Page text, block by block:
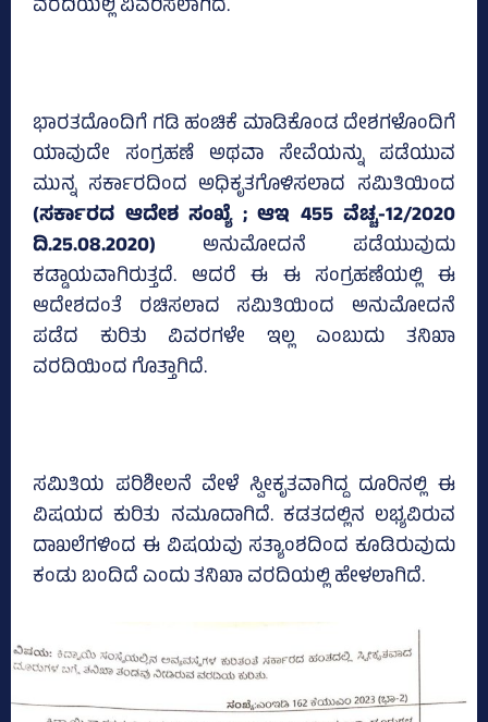
ವರದಿಯಲ್ಲಿ ವಿವರಿಸಲಾಗಿದೆ.
ಭಾರತದೊಂದಿಗೆ ಗಡಿ ಹಂಚಿಕೆ ಮಾಡಿಕೊಂಡ ದೇಶಗಳೊಂದಿಗೆ
ಯಾವುದೇ ಸಂಗ್ರಹಣೆ ಅಥವಾ ಸೇವೆಯನ್ನು ಪಡೆಯುವ
ಮುನ್ನ ಸರ್ಕಾರದಿಂದ ಅಧಿಕೃತಗೊಳಿಸಲಾದ ಸಮಿತಿಯಿಂದ
(ಸರ್ಕಾರದ ಆದೇಶ ಸಂಖ್ಯೆ ; ಆಇ 455 ವೆಚ್ಚ-12/2020
ದಿ.25.08.2020) ಅನುಮೋದನೆ ಪಡೆಯುವುದು
ಕಡ್ಡಾಯವಾಗಿರುತ್ತದೆ. ಆದರೆ ಈ ಈ ಸಂಗ್ರಹಣೆಯಲ್ಲಿ ಈ
ಆದೇಶದಂತೆ ರಚಿಸಲಾದ ಸಮಿತಿಯಿಂದ ಅನುಮೋದನೆ
ಪಡೆದ ಕುರಿತು ವಿವರಗಳೇ ಇಲ್ಲ ಎಂಬುದು ತನಿಖಾ
ವರದಿಯಿಂದ ಗೊತ್ತಾಗಿದೆ.
ಸಮಿತಿಯ ಪರಿಶೀಲನೆ ವೇಳೆ ಸ್ವೀಕೃತವಾಗಿದ್ದ ದೂರಿನಲ್ಲಿ ಈ
ವಿಷಯದ ಕುರಿತು ನಮೂದಾಗಿದೆ. ಕಡತದಲ್ಲಿನ ಲಭ್ಯವಿರುವ
ದಾಖಲೆಗಳಿಂದ ಈ ವಿಷಯವು ಸತ್ಯಾಂಶದಿಂದ ಕೂಡಿರುವುದು
ಕಂಡು ಬಂದಿದೆ ಎಂದು ತನಿಖಾ ವರದಿಯಲ್ಲಿ ಹೇಳಲಾಗಿದೆ.